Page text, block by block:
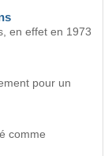
en effet en 1973
pour un
comme